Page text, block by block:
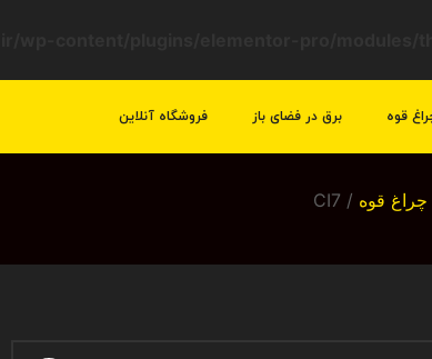
قوه برق در فضای باز فروشگاه آنلاین
چراغ قوه / CI7